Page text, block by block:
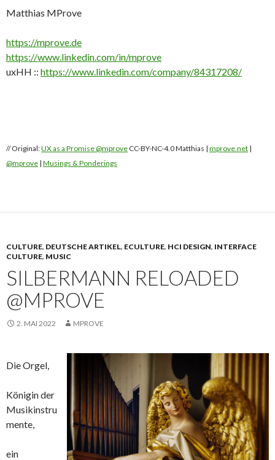
Matthias MProve
https://mprove.de
https://www.linkedin.com/in/mprove
uxHH :: https://www.linkedin.com/company/84317208/
// Original:UX as a Promise @mprove CC-BY-NC-4.0 Matthias | mprove.net |
@mprove | Musings & Ponderings
CULTURE, DEUTSCHE ARTIKEL, ECULTURE, HCI DESIGN, INTERFACE
CULTURE, MUSIC
SILBERMANN RELOADED
@MPROVE
2. MAI 2022 MPROVE
Die Orgel,
Königin der
Musikinstru
mente,
ein